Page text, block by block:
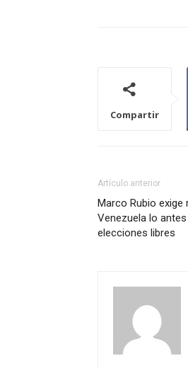
Compartir
Artículo anterior
Marco Rubio exige
Venezuela lo
elecciones libres